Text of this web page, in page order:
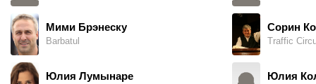
Мими Брэнеску
Barbatul
Юлия Лумынаре
Сорин
Traffic
Юлия